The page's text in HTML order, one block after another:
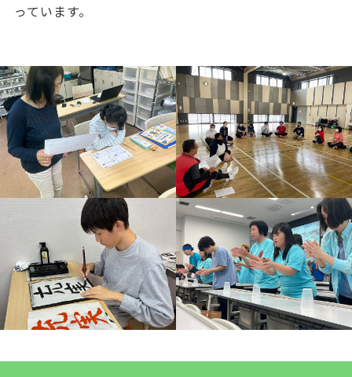
っています。